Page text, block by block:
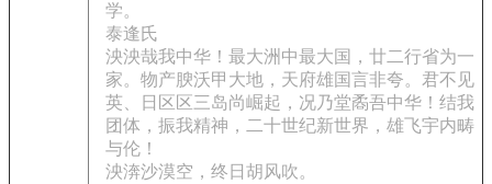
学。
泰逢氏
泱泱哉我中华！最大洲中最大国，廿二行省为一
家。物产腴沃甲大地，天府雄国言非夸。君不见
英、日区区三岛尚崛起，况乃堂矞吾中华！结我
团体，振我精神，二十世纪新世界，雄飞宇内畴
与伦！
泱渀沙漠空，终日胡风吹。